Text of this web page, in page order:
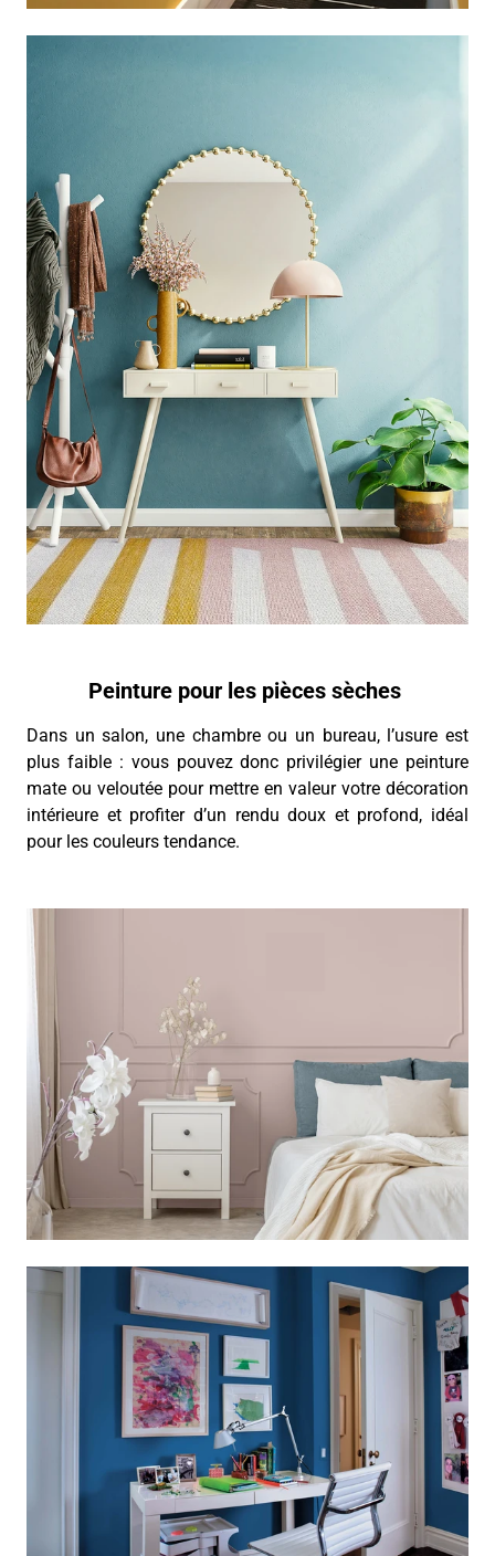
Peinture pour les pièces sèches
Dans un salon, une chambre ou un bureau, l’usure est
plus faible : vous pouvez donc privilégier une peinture
mate ou veloutée pour mettre en valeur votre décoration
intérieure et profiter d’un rendu doux et profond, idéal
pour les couleurs tendance.